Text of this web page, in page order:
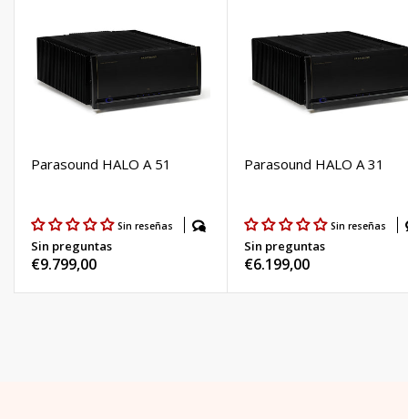
Parasound HALO A 51
Sin reseñas
Sin preguntas
Precio
€9.799,00
Parasound HALO A 31
Sin reseñas
Sin preguntas
Precio
€6.199,00